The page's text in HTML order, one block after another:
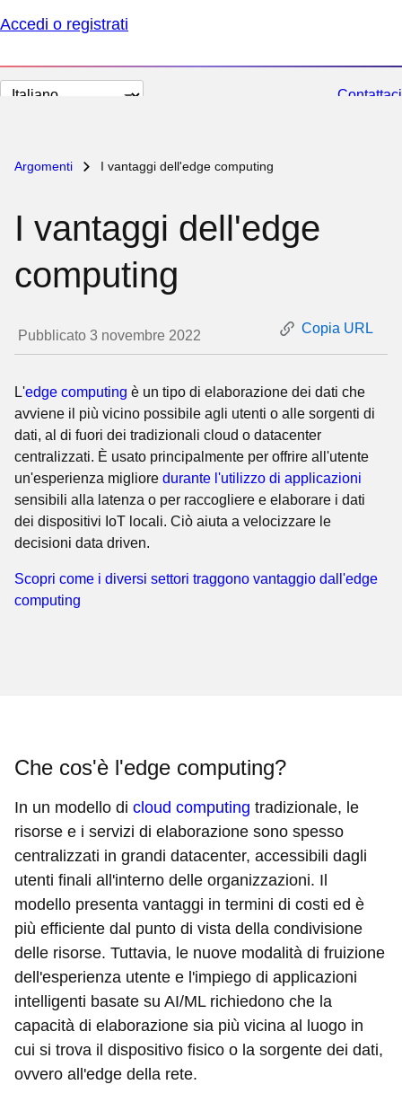
Accedi o registrati
Cambia
Contattaci
Argomenti I vantaggi dell'edge computing
I vantaggi dell'edge
computing
Pubblicato 3 novembre 2022 Copia URL
L'edge computing è un tipo di elaborazione dei dati che
avviene il più vicino possibile agli utenti o alle sorgenti di
dati, al di fuori dei tradizionali cloud o datacenter
centralizzati. È usato principalmente per offrire all'utente
un'esperienza miglioredurante l'utilizzo di applicazioni
sensibili alla latenza o per raccogliere e elaborare i dati
dei dispositivi IoT locali. Ciò aiuta a velocizzare le
decisioni data driven.
Scopri come i diversi settori traggono vantaggio dall'edge
computing
Che cos'è l'edge computing?
In un modello di cloud computing tradizionale, le
risorse e i servizi di elaborazione sono spesso
centralizzati in grandi datacenter, accessibili dagli
utenti finali all'interno delle organizzazioni. Il
modello presenta vantaggi in termini di costi ed è
più efficiente dal punto di vista della condivisione
delle risorse. Tuttavia, le nuove modalità di fruizione
dell'esperienza utente e l'impiego di applicazioni
intelligenti basate su AI/ML richiedono che la
capacità di elaborazione sia più vicina al luogo in
cui si trova il dispositivo fisico o la sorgente dei dati,
ovvero all'edge della rete.